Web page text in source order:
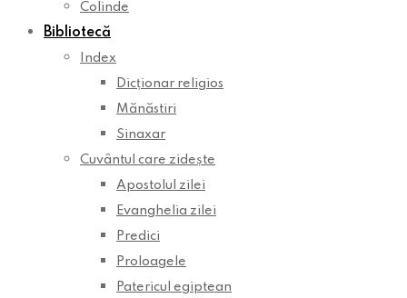
Colinde
Bibliotecă
Index
Dicționar religios
Mănăstiri
Sinaxar
Cuvântul care zidește
Apostolul zilei
Evanghelia zilei
Predici
Proloagele
Patericul egiptean